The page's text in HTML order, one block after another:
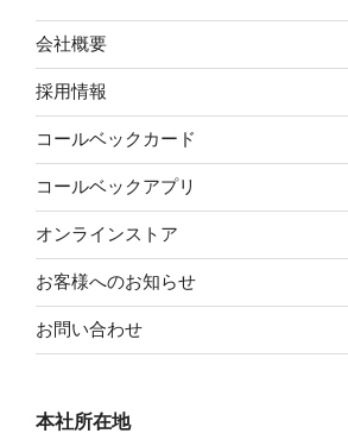
会社概要
採用情報
コールベックカード
コールベックアプリ
オンラインストア
お客様へのお知らせ
お問い合わせ
本社所在地